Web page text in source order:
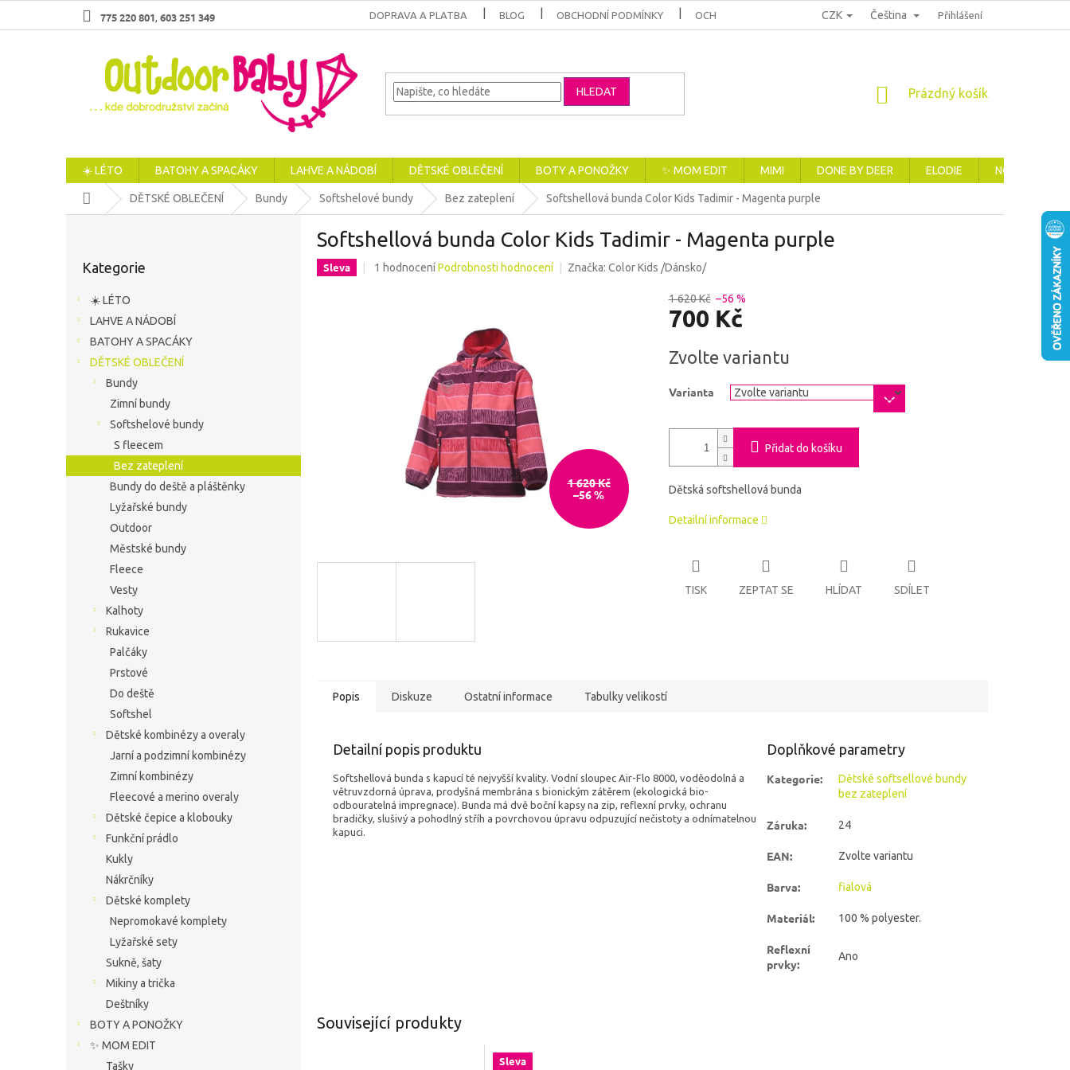
775 220 801 603 251 349 DOPRAVA A PLATBA BLOG OBCHODNÍ PODMÍNKY OCHRANA OSOBNÍCH ÚDAJŮ REKLAMACE, VRÁCENÍ A VÝMĚNA ZBOŽÍ
CZK Čeština Přihlášení
HLEDAT
NÁKUPNÍ
Prázdný košík
☀️ LÉTO BATOHY A SPACÁKY LAHVE A NÁDOBÍ DĚTSKÉ OBLEČENÍ BOTY A PONOŽKY ✨ MOM EDIT MIMI DONE BY DEER ELODIE NOVINKY
Domů DĚTSKÉ OBLEČENÍ Bundy Softshelové bundy Bez zateplení Softshellová bunda Color Kids Tadimir - Magenta purple
kategorie
Kategorie
☀️ LÉTO
LAHVE A NÁDOBÍ
BATOHY A SPACÁKY
DĚTSKÉ OBLEČENÍ
Bundy
Zimní bundy
Softshelové bundy
S fleecem
Bez zateplení
Bundy do deště a pláštěnky
Lyžařské bundy
Outdoor
Městské bundy
Fleece
Vesty
Kalhoty
Rukavice
Palčáky
Prstové
Do deště
Softshel
Dětské kombinézy a overaly
Jarní a podzimní kombinézy
Zimní kombinézy
Fleecové a merino overaly
Dětské čepice a klobouky
Funkční prádlo
Kukly
Nákrčníky
Dětské komplety
Nepromokavé komplety
Lyžařské sety
Sukně, šaty
Mikiny a trička
Deštníky
BOTY A PONOŽKY
✨ MOM EDIT
Tašky
Softshellová bunda Color Kids Tadimir - Magenta purple
Sleva
Průměrné
1 hodnocení Podrobnosti hodnocení Značka:Color Kids /Dánsko/
1 620 Kč
–56 %
1 620 Kč –56 %
700 Kč
cena:
Zvolte variantu
Varianta
Přidat do košíku
Dětská softshellová bunda
Detailní informace
TISK ZEPTAT SE HLÍDAT SDÍLET
Popis Diskuze Ostatní informace Tabulky velikostí
Detailní popis produktu
Softshellová bunda s kapucí té nejvyšší kvality. Vodní sloupec Air-Flo 8000, voděodolná a
větruvzdorná úprava, prodyšná membrána s bionickým zátěrem (ekologická bio-
odbouratelná impregnace). Bunda má dvě boční kapsy na zip, reflexní prvky, ochranu
bradičky, slušivý a pohodlný stříh a povrchovou úpravu odpuzující nečistoty a odnímatelnou
kapuci.
Doplňkové parametry
Kategorie:
Dětské softsellové bundy
bez zateplení
Záruka: 24
EAN: Zvolte variantu
Barva: fialová
Materiál: 100 % polyester.
Reflexní
prvky:
Ano
Související produkty
Sleva